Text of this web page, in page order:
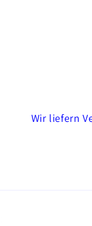
Wir liefern